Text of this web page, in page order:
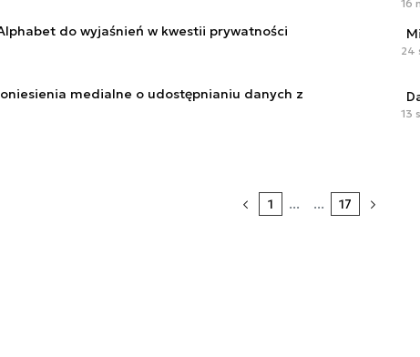
do wyjaśnień w kwestii prywatności
medialne o udostępnianiu danych z
16
24
13
1 ... ... 17